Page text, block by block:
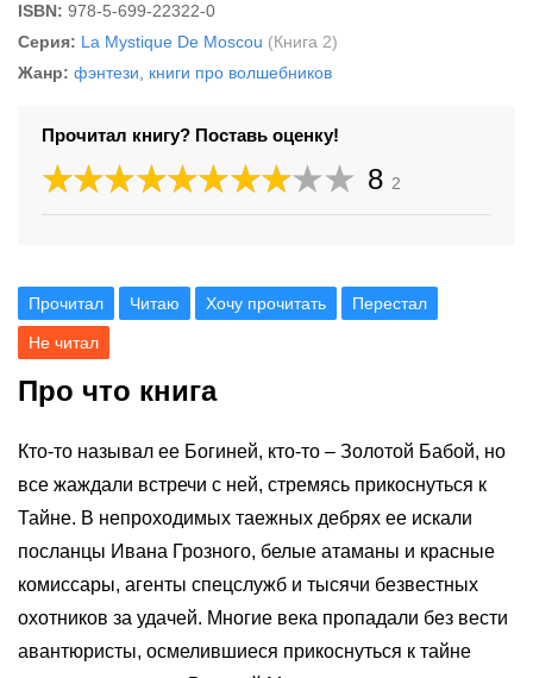
ISBN: 978-5-699-22322-0
Серия: La Mystique De Moscou (Книга 2)
Жанр: фэнтези книги про волшебников
Прочитал книгу? Поставь оценку!
8 2
Прочитал Читаю Хочу прочитать Перестал
Не читал
Про что книга
Кто-то называл ее Богиней, кто-то – Золотой Бабой, но
все жаждали встречи с ней, стремясь прикоснуться к
Тайне. В непроходимых таежных дебрях ее искали
посланцы Ивана Грозного, белые атаманы и красные
комиссары, агенты спецслужб и тысячи безвестных
охотников за удачей. Многие века пропадали без вести
авантюристы, осмелившиеся прикоснуться к тайне